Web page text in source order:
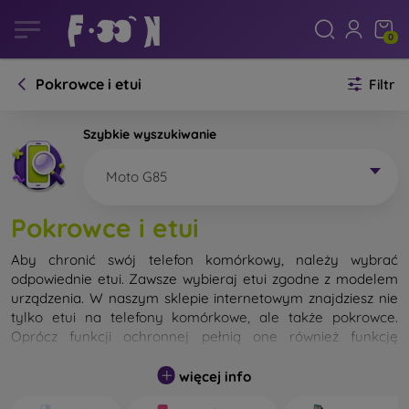
0
Pokrowce i etui Filtr
Szybkie wyszukiwanie
Moto G85
Pokrowce i etui
Aby chronić swój telefon komórkowy, należy wybrać
odpowiednie etui. Zawsze wybieraj etui zgodne z modelem
urządzenia. W naszym sklepie internetowym znajdziesz nie
tylko etui na telefony komórkowe, ale także pokrowce.
Oprócz funkcji ochronnej pełnią one również funkcję
Pokrowiec na telefon komórkowy możemy również nazwać
więcej info